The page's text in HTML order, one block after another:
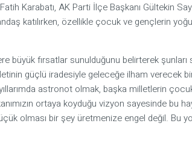
Karabatı, AK Parti İlçe Başkanı Gültekin
katılırken, özellikle çocuk ve gençlerin
büyük fırsatlar sunulduğunu belirterek şunları
güçlü iradesiyle geleceğe ilham verecek
astronot olmak, başka milletlerin
ortaya koyduğu vizyon sayesinde bu
olması bir şey üretmenize engel değil. Bu